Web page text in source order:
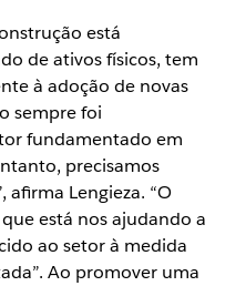
está
de ativos físicos, tem
à adoção de novas
sempre foi
fundamentado em
precisamos
Lengieza. “O
está nos ajudando a
ao setor à medida
Ao promover uma